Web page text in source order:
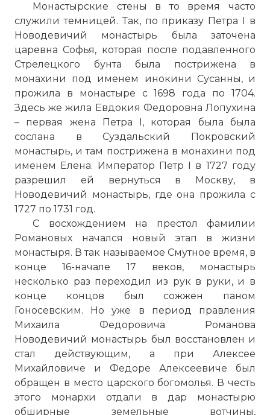
Монастырские стены в то время часто
служили темницей. Так, по приказу Петра I в
Новодевичий монастырь была заточена
царевна Софья, которая после подавленного
Стрелецкого бунта была пострижена в
монахини под именем инокини Сусанны, и
прожила в монастыре с 1698 года по 1704.
Здесь же жила Евдокия Федоровна Лопухина
– первая жена Петра I, которая была была
сослана в Суздальский Покровский
монастырь, и там пострижена в монахини под
именем Елена. Император Петр I в 1727 году
разрешил ей вернуться в Москву, в
Новодевичий монастырь, где она прожила с
1727 по 1731 год.
С восхождением на престол фамилии
Романовых начался новый этап в жизни
монастыря. В так называемое Смутное время, в
конце 16-начале 17 веков, монастырь
несколько раз переходил из рук в руки, и в
конце концов был сожжен паном
Гоносевским. Но уже в период правления
Михаила Федоровича Романова
Новодевичий монастырь был восстановлен и
стал действующим, а при Алексее
Михайловиче и Федоре Алексеевиче был
обращен в место царского богомолья. В честь
этого монархи отдали в дар монастырю
обширные земельные вотчины,